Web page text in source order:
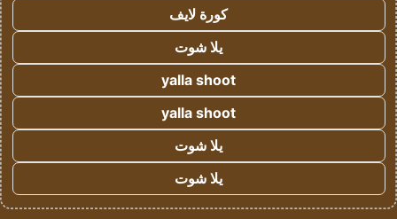
كورة لايف
يلا شوت
yalla shoot
yalla shoot
يلا شوت
يلا شوت